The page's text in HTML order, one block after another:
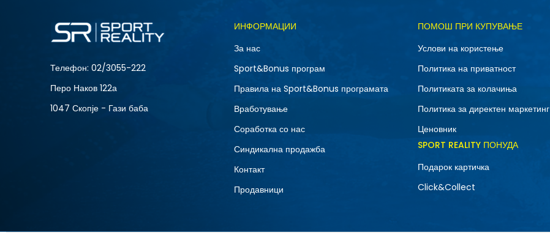
Големина
2XL
XL
Телефон: 02/3055-222
Перо Наков 122а
1047 Скопје - Гази баба
ИНФОРМАЦИИ
За нас
Sport&Bonus програм
Правила на Sport&Bonus програмата
Вработување
Соработка со нас
Синдикална продажба
Контакт
Продавници
ПОМОШ ПРИ КУПУВАЊЕ
Услови на користење
Политика на приватност
Политиката за колачиња
Политика за директен маркетинг
Ценовник
SPORT REALITY ПОНУДА
Подарок картичка
Click&Collect